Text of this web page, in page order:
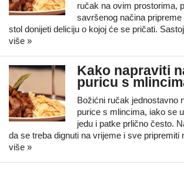
ručak na ovim prostorima,
savršenog načina
stol donijeti deliciju o kojoj će se pričati.
više »
Kako napraviti
puricu s
Božićni ručak jednostavno
purice s mlincima, iako se
jedu i patke prlično često.
da se treba dignuti na vrijeme i sve pripremiti
više »